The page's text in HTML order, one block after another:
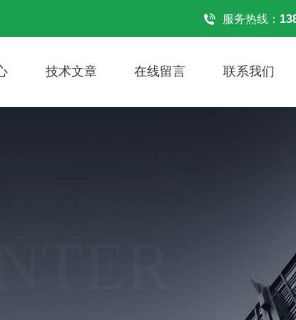
服务热线：
技术文章 在线留言 联系我们